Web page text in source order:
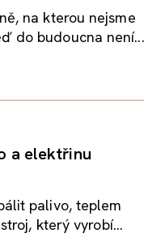
na kterou nejsme
do budoucna není...
a elektřinu
palivo, teplem
který vyrobí...